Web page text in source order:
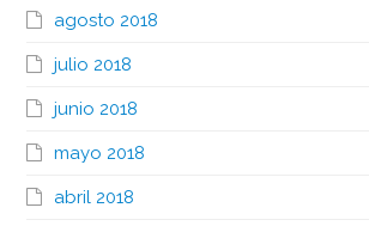
agosto 2018
julio 2018
junio 2018
mayo 2018
abril 2018